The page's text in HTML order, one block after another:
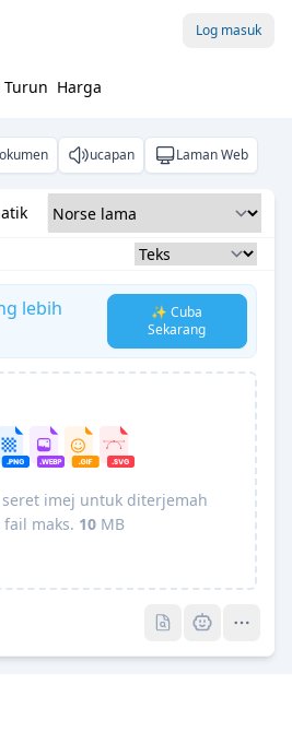
Log masuk
Harga
ucapan Laman Web
lebih
✨ Cuba
Sekarang
imej untuk diterjemah
fail maks. 10MB